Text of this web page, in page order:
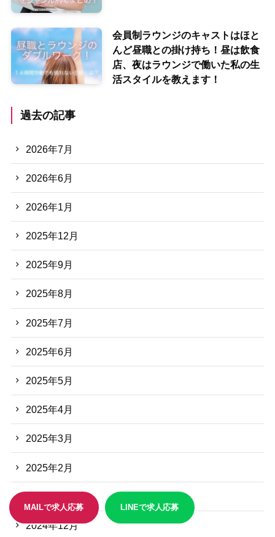
会員制ラウンジのキャストはほと
んど昼職との掛け持ち！昼は飲食
店、夜はラウンジで働いた私の生
活スタイルを教えます！
過去の記事
2026年7月
2026年6月
2026年1月
2025年12月
2025年9月
2025年8月
2025年7月
2025年6月
2025年5月
2025年4月
2025年3月
2025年2月
2024年12月
MAILで求人応募 LINEで求人応募